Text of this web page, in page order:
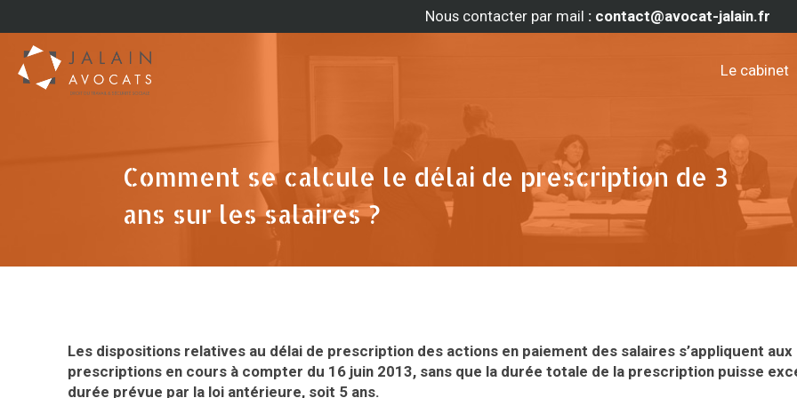
Nous contacter par mail : contact@avocat-jalain.fr
Le cabinet
Comment se calcule le délai de prescription de 3
ans sur les salaires ?
Les dispositions relatives au délai de prescription des actions en paiement des salaires s’appliquent aux
prescriptions en cours à compter du 16 juin 2013, sans que la durée totale de la prescription puisse
durée prévue par la loi antérieure, soit 5 ans.